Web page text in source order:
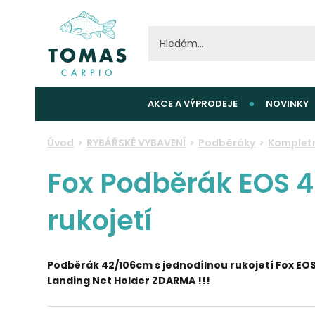
AKCE A VÝPRODEJE NOVINKY
Úvod RYBÁŘSKÉ VYBAVENÍ Podběráky
Fox Podběrák
rukojetí
Podběrák 42/106cm s jednodílnou rukojetí Fox
Landing Net Holder ZDARMA !!!